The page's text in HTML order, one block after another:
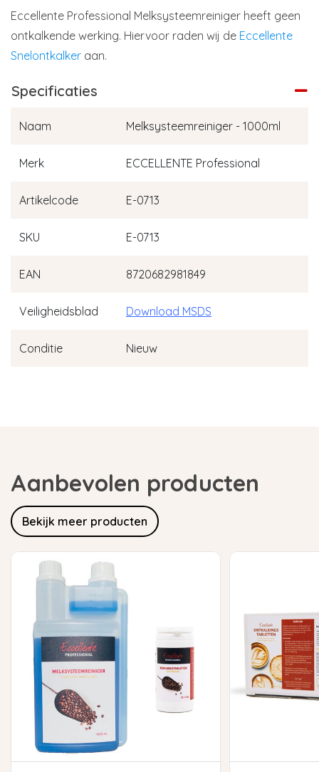
Eccellente Professional Melksysteemreiniger heeft geen
ontkalkende werking. Hiervoor raden wij de Eccellente
Snelontkalker aan.
Specificaties
Naam Melksysteemreiniger - 1000ml
Merk ECCELLENTE Professional
Artikelcode E-0713
SKU E-0713
EAN 8720682981849
Veiligheidsblad Download MSDS
Conditie Nieuw
Aanbevolen producten
Bekijk meer producten